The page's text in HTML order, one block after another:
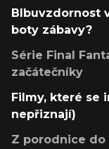
Blbuvzdornost
boty zábavy?
Série Final
začátečníky
Filmy, které se
nepřiznají)
Z porodnice do